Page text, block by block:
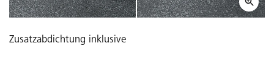
Zusatzabdichtung inklusive